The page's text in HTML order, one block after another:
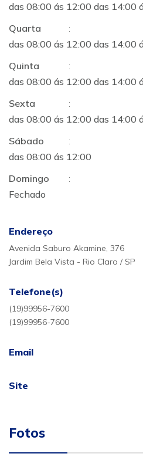
das 08:00 ás 12:00 das 14:00
Quarta
:
das 08:00 ás 12:00 das 14:00
Quinta
:
das 08:00 ás 12:00 das 14:00
Sexta
:
das 08:00 ás 12:00 das 14:00
Sábado
:
das 08:00 ás 12:00
Domingo
:
Fechado
Endereço
Avenida Saburo Akamine, 376
Jardim Bela Vista - Rio Claro / SP
Telefone(s)
(19)99956-7600
(19)99956-7600
Email
Site
Fotos